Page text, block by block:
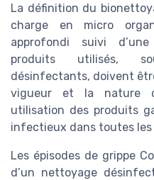
La définition du
charge en micro
approfondi suivi
produits utilisés,
désinfectants, doivent
vigueur et la nature
utilisation des produits
infectieux dans toutes les
Les épisodes de grippe
d’un nettoyage